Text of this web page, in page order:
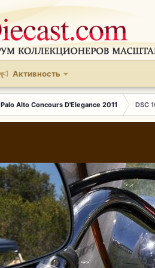
Активность
Palo Alto Concours D'Elegance 2011 DSC